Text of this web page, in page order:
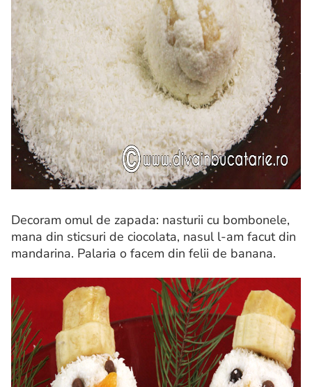
Decoram omul de zapada: nasturii cu bombonele,
mana din sticsuri de ciocolata, nasul l-am facut din
mandarina. Palaria o facem din felii de banana.